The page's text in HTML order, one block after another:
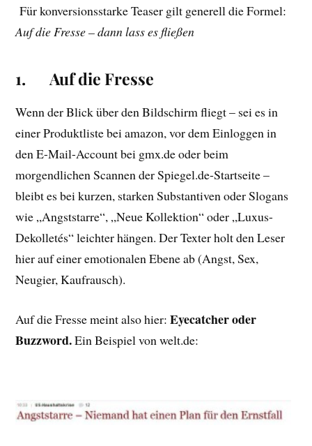
Für konversionsstarke Teaser gilt generell die Formel:
Auf die Fresse – dann lass es fließen
1.Auf die Fresse
Wenn der Blick über den Bildschirm fliegt – sei es in
einer Produktliste bei amazon, vor dem Einloggen in
den E-Mail-Account bei gmx.de oder beim
morgendlichen Scannen der Spiegel.de-Startseite –
bleibt es bei kurzen, starken Substantiven oder Slogans
wie „Angststarre“, „Neue Kollektion“ oder „Luxus-
Dekolletés“ leichter hängen. Der Texter holt den Leser
hier auf einer emotionalen Ebene ab (Angst, Sex,
Neugier, Kaufrausch).
Auf die Fresse meint also hier:Eyecatcher oder
Buzzword.Ein Beispiel von welt.de: